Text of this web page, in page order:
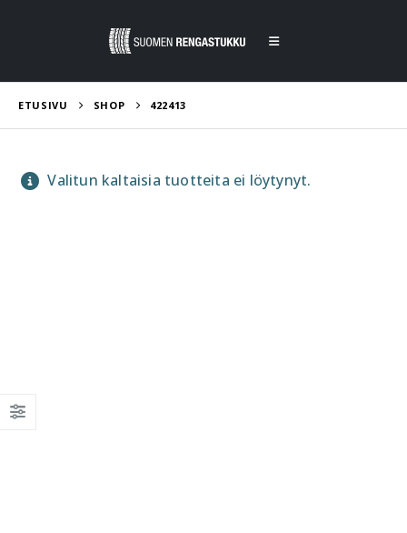
ETUSIVU SHOP 422413
Valitun kaltaisia tuotteita ei löytynyt.